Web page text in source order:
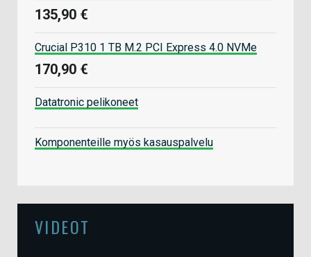
135,90 €
Crucial P310 1 TB M.2 PCI Express 4.0 NVMe
170,90 €
Datatronic pelikoneet
Komponenteille myös kasauspalvelu
VIDEOT